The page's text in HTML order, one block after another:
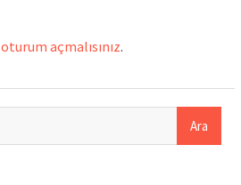
oturum açmalısınız.